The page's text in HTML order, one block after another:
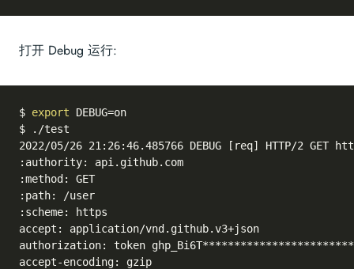
打开 Debug 运行:
$ export DEBUG=on
$ ./test
2022/05/26 21:26:46.485766 DEBUG [req] HTTP/2 GET
:authority: api.github.com
:method: GET
:path: /user
:scheme: https
accept: application/vnd.github.v3+json
authorization: token
accept-encoding: gzip